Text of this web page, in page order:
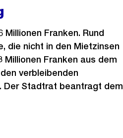
Franken. Rund
die nicht in den Mietzinsen
Franken aus dem
verbleibenden
Der Stadtrat beantragt dem